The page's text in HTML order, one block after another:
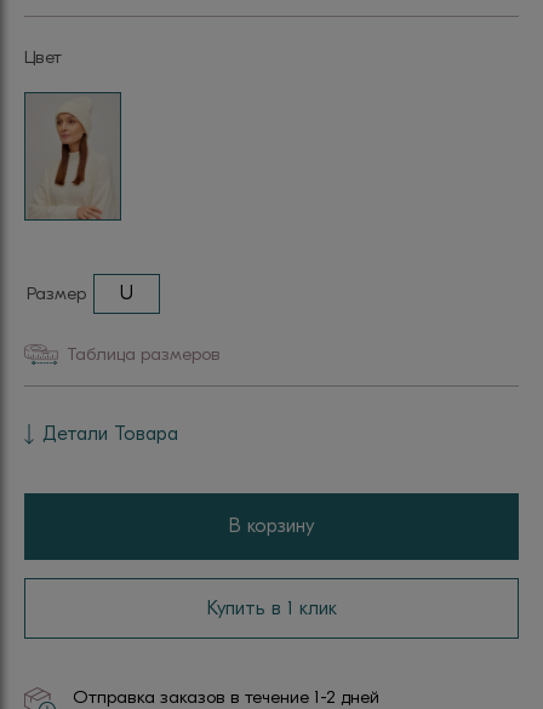
Цвет
Размер U
Таблица размеров
Детали Товара
В корзину
Купить в 1 клик
Отправка заказов в течение 1-2 дней